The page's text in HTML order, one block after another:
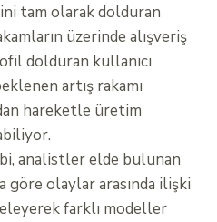
tam olarak dolduran
üzerinde alışveriş
dolduran kullanıcı
artış rakamı
hareketle üretim
analistler elde bulunan
göre olaylar arasında ilişki
farklı modeller